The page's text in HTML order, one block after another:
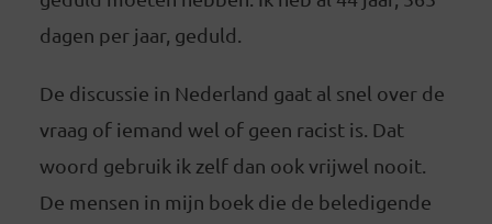
dagen per jaar, geduld.
De discussie in Nederland gaat al snel over de
vraag of iemand wel of geen racist is. Dat
woord gebruik ik zelf dan ook vrijwel nooit.
De mensen in mijn boek die de beledigende